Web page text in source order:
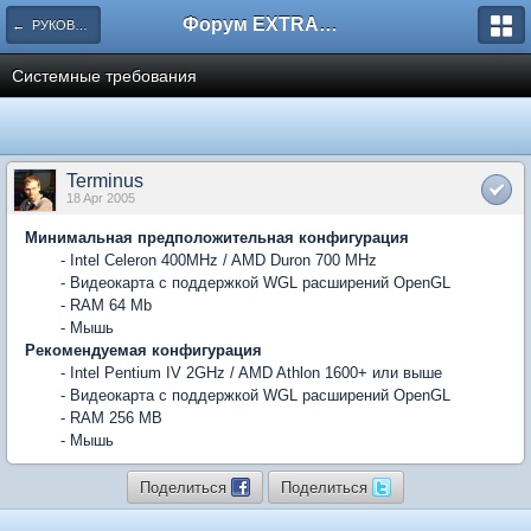
← РУКОВОДСТВО ПО ИГРЕ 'AD INFINITUM' Форум EXTRACTOR.ru
Системные требования
Terminus
18 Apr 2005
Минимальная предположительная конфигурация
- Intel Celeron 400MHz / AMD Duron 700 MHz
- Видеокарта с поддержкой WGL расширений OpenGL
- RAM 64 Mb
- Мышь
Рекомендуемая конфигурация
- Intel Pentium IV 2GHz / AMD Athlon 1600+ или выше
- Видеокарта с поддержкой WGL расширений OpenGL
- RAM 256 MB
- Мышь
Поделиться Поделиться